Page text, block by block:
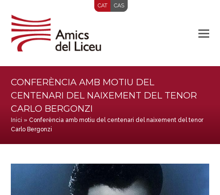
CAT CAS
CONFERÈNCIA AMB MOTIU DEL
CENTENARI DEL NAIXEMENT DEL TENOR
CARLO BERGONZI
Inici »Conferència amb motiu del centenari del naixement del tenor
Carlo Bergonzi